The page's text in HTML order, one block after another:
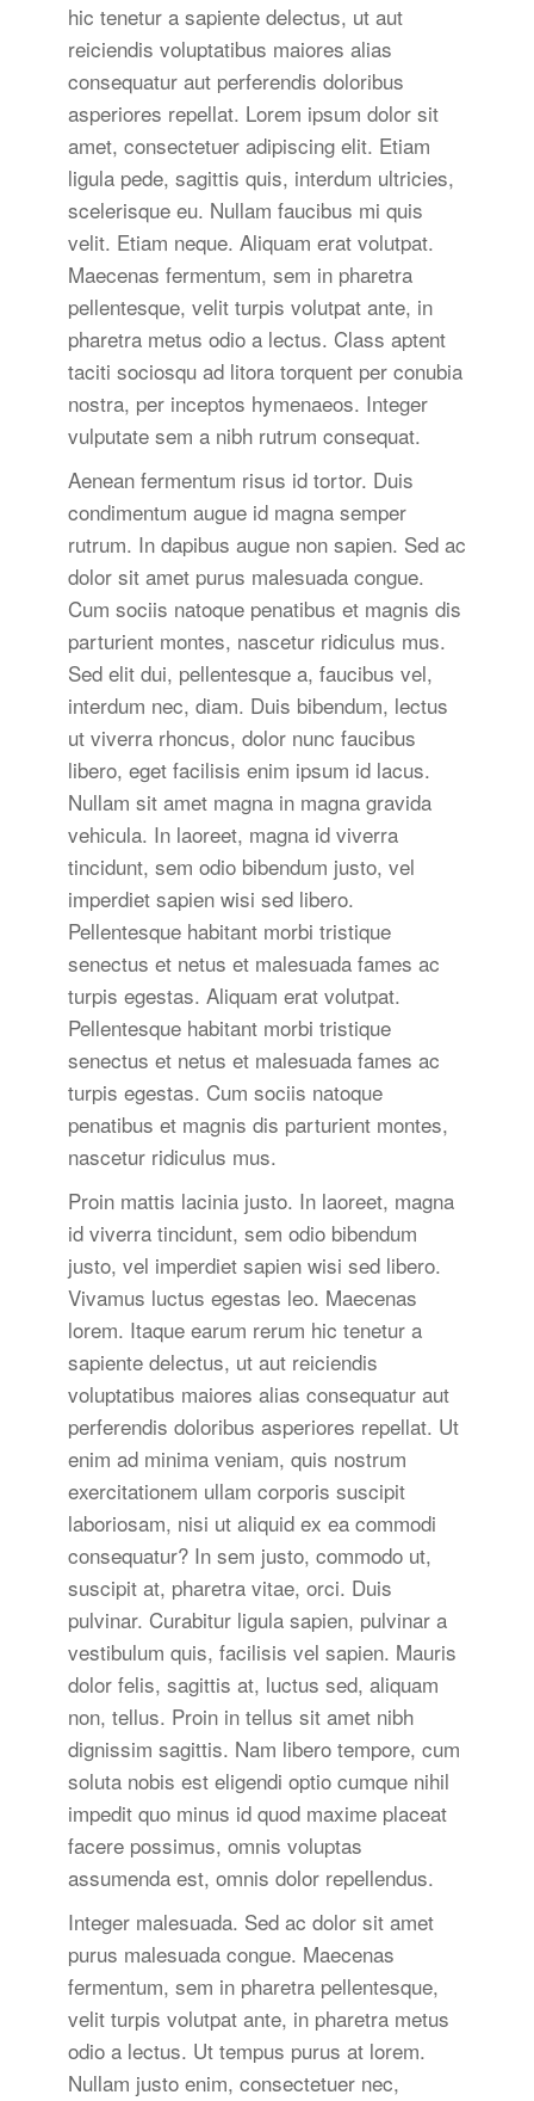
hic tenetur a sapiente delectus, ut aut
reiciendis voluptatibus maiores alias
consequatur aut perferendis doloribus
asperiores repellat. Lorem ipsum dolor sit
amet, consectetuer adipiscing elit. Etiam
ligula pede, sagittis quis, interdum ultricies,
scelerisque eu. Nullam faucibus mi quis
velit. Etiam neque. Aliquam erat volutpat.
Maecenas fermentum, sem in pharetra
pellentesque, velit turpis volutpat ante, in
pharetra metus odio a lectus. Class aptent
taciti sociosqu ad litora torquent per conubia
nostra, per inceptos hymenaeos. Integer
vulputate sem a nibh rutrum consequat.
Aenean fermentum risus id tortor. Duis
condimentum augue id magna semper
rutrum. In dapibus augue non sapien. Sed ac
dolor sit amet purus malesuada congue.
Cum sociis natoque penatibus et magnis dis
parturient montes, nascetur ridiculus mus.
Sed elit dui, pellentesque a, faucibus vel,
interdum nec, diam. Duis bibendum, lectus
ut viverra rhoncus, dolor nunc faucibus
libero, eget facilisis enim ipsum id lacus.
Nullam sit amet magna in magna gravida
vehicula. In laoreet, magna id viverra
tincidunt, sem odio bibendum justo, vel
imperdiet sapien wisi sed libero.
Pellentesque habitant morbi tristique
senectus et netus et malesuada fames ac
turpis egestas. Aliquam erat volutpat.
Pellentesque habitant morbi tristique
senectus et netus et malesuada fames ac
turpis egestas. Cum sociis natoque
penatibus et magnis dis parturient montes,
nascetur ridiculus mus.
Proin mattis lacinia justo. In laoreet, magna
id viverra tincidunt, sem odio bibendum
justo, vel imperdiet sapien wisi sed libero.
Vivamus luctus egestas leo. Maecenas
lorem. Itaque earum rerum hic tenetur a
sapiente delectus, ut aut reiciendis
voluptatibus maiores alias consequatur aut
perferendis doloribus asperiores repellat. Ut
enim ad minima veniam, quis nostrum
exercitationem ullam corporis suscipit
laboriosam, nisi ut aliquid ex ea commodi
consequatur? In sem justo, commodo ut,
suscipit at, pharetra vitae, orci. Duis
pulvinar. Curabitur ligula sapien, pulvinar a
vestibulum quis, facilisis vel sapien. Mauris
dolor felis, sagittis at, luctus sed, aliquam
non, tellus. Proin in tellus sit amet nibh
dignissim sagittis. Nam libero tempore, cum
soluta nobis est eligendi optio cumque nihil
impedit quo minus id quod maxime placeat
facere possimus, omnis voluptas
assumenda est, omnis dolor repellendus.
Integer malesuada. Sed ac dolor sit amet
purus malesuada congue. Maecenas
fermentum, sem in pharetra pellentesque,
velit turpis volutpat ante, in pharetra metus
odio a lectus. Ut tempus purus at lorem.
Nullam justo enim, consectetuer nec,